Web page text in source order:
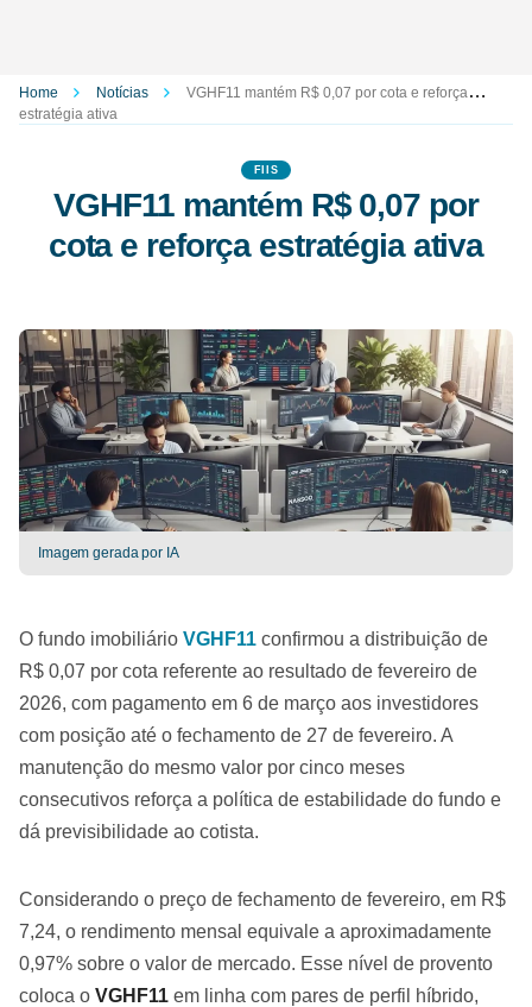
Home Notícias
VGHF11 mantém R$ 0,07 por cota e reforça
estratégia ativa
FIIS
VGHF11 mantém R$ 0,07 por
cota e reforça estratégia ativa
Imagem gerada por IA
O fundo imobiliário VGHF11 confirmou a distribuição de
R$ 0,07 por cota referente ao resultado de fevereiro de
2026, com pagamento em 6 de março aos investidores
com posição até o fechamento de 27 de fevereiro. A
manutenção do mesmo valor por cinco meses
consecutivos reforça a política de estabilidade do fundo e
dá previsibilidade ao cotista.
Considerando o preço de fechamento de fevereiro, em R$
7,24, o rendimento mensal equivale a aproximadamente
0,97% sobre o valor de mercado. Esse nível de provento
coloca o VGHF11 em linha com pares de perfil híbrido,